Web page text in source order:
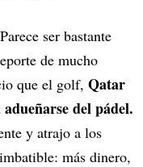
ser bastante
de mucho
que el golf, Qatar
del pádel.
y atrajo a los
más dinero,